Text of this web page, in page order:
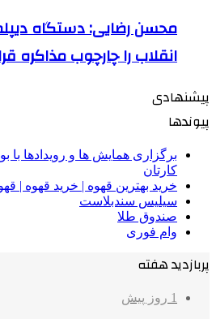
محسن رضایی: دستگاه
انقلاب را چارچوب مذاکره
پیشنهادی
پیوندها
برگزاری همایش ها و رویدادها
کارتان
خرید بهترین قهوه | خرید قهوه |
سیلیس سندبلاست
صندوق طلا
وام فوری
پربازدید هفته
1 روز پیش